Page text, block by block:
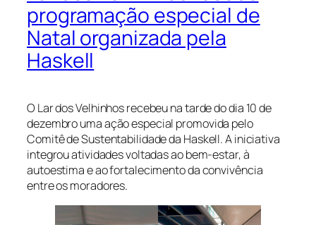
programação especial de
Natal organizada pela
Haskell
O Lar dos Velhinhos recebeu na tarde do dia 10 de
dezembro uma ação especial promovida pelo
Comitê de Sustentabilidade da Haskell. A iniciativa
integrou atividades voltadas ao bem-estar, à
autoestima e ao fortalecimento da convivência
entre os moradores.